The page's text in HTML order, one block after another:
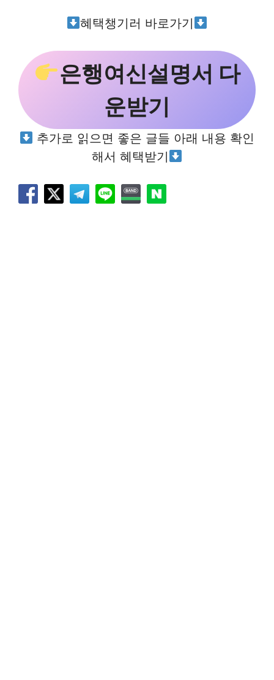
혜택챙기러 바로가기
은행여신설명서 다
운받기
추가로 읽으면 좋은 글들 아래 내용 확인
해서 혜택받기